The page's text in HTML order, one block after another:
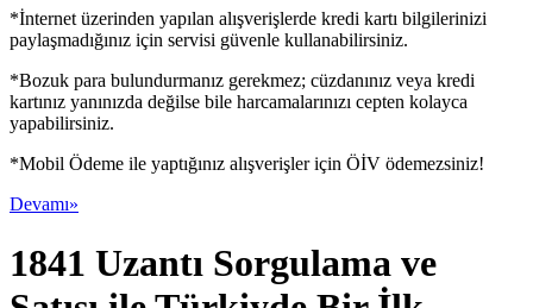
*İnternet üzerinden yapılan alışverişlerde kredi kartı bilgilerinizi
paylaşmadığınız için servisi güvenle kullanabilirsiniz.
*Bozuk para bulundurmanız gerekmez; cüzdanınız veya kredi
kartınız yanınızda değilse bile harcamalarınızı cepten kolayca
yapabilirsiniz.
*Mobil Ödeme ile yaptığınız alışverişler için ÖİV ödemezsiniz!
Devamı»
1841 Uzantı Sorgulama ve